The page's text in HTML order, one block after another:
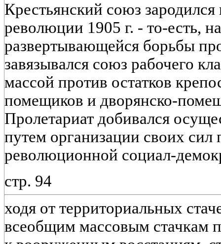
Крестьянский союз
революции 1905 г. - то-есть,
развертывающейся борьбы
завязывался союз рабочего
массой против остатков
помещиков и дворянско-
Пролетариат добивался
путем организации своих сил
революционной социал-
стр. 94
ходя от территориальных
всеобщим массовым стачкам